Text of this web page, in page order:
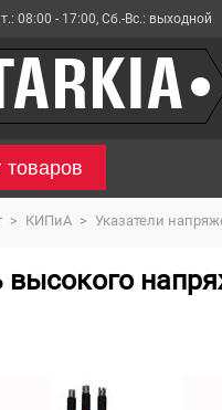
08:00 - 17:00, Сб.-Вс.: выходной
товаров
> КИПиА > Указатели
высокого